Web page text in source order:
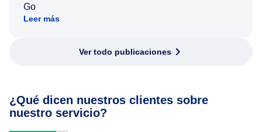
Go
Leer más
Ver todo publicaciones
¿Qué dicen nuestros clientes sobre
nuestro servicio?